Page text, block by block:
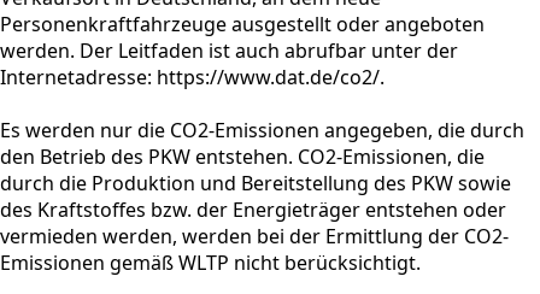
Personenkraftfahrzeuge ausgestellt oder angeboten
werden. Der Leitfaden ist auch abrufbar unter der
Internetadresse: https://www.dat.de/co2/.
Es werden nur die CO2-Emissionen angegeben, die durch
den Betrieb des PKW entstehen. CO2-Emissionen, die
durch die Produktion und Bereitstellung des PKW sowie
des Kraftstoffes bzw. der Energieträger entstehen oder
vermieden werden, werden bei der Ermittlung der CO2-
Emissionen gemäß WLTP nicht berücksichtigt.